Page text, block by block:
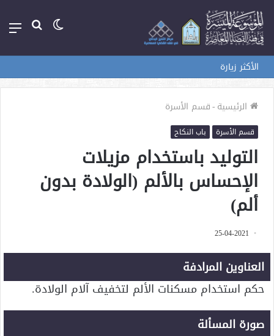
بحث الوضع
الأكثر زيارة
الرئيسية-قسم الأسرة
قسم الأسرة باب النكاح
التوليد باستخدام مزيلات
الإحساس بالألم (الولادة بدون
ألم)
25-04-2021
العناوين المرادفة
حكم استخدام مسكنات الألم لتخفيف آلام الولادة.
صورة المسألة